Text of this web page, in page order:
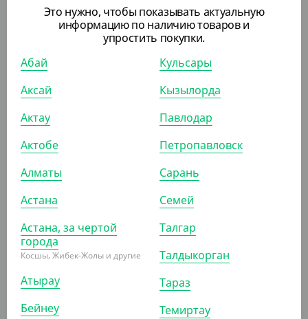
(145.35 ₸/ШТ)
Крышка для тортов, d 235
УП (50)
АРТ. 3302606
-20%
1 930₸2 412.50
(77.20₸
Упаковка для тортов EcoCake 1200, 150*100*85 мм
УП (25)
Это нужно, чтобы показывать актуальную
информацию по наличию товаров и
упростить покупки.
Абай
Аксай
Актау
Актобе
Алматы
Астана
Астана, за чертой
города
Косшы, Жибек-Жолы и другие
Атырау
Бейнеу
Кульсары
Кызылорда
Павлодар
Петропавловск
Сарань
Семей
Талгар
Талдыкорган
Тараз
Темиртау